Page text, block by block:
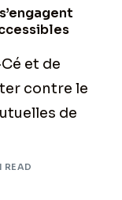
et de
contre le
de
READ